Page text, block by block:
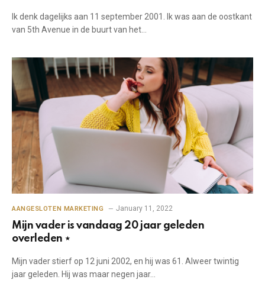
Ik denk dagelijks aan 11 september 2001. Ik was aan de oostkant
van 5th Avenue in de buurt van het…
AANGESLOTEN MARKETING January 11, 2022
Mijn vader is vandaag 20 jaar geleden
overleden ⋆
Mijn vader stierf op 12 juni 2002, en hij was 61. Alweer twintig
jaar geleden. Hij was maar negen jaar…